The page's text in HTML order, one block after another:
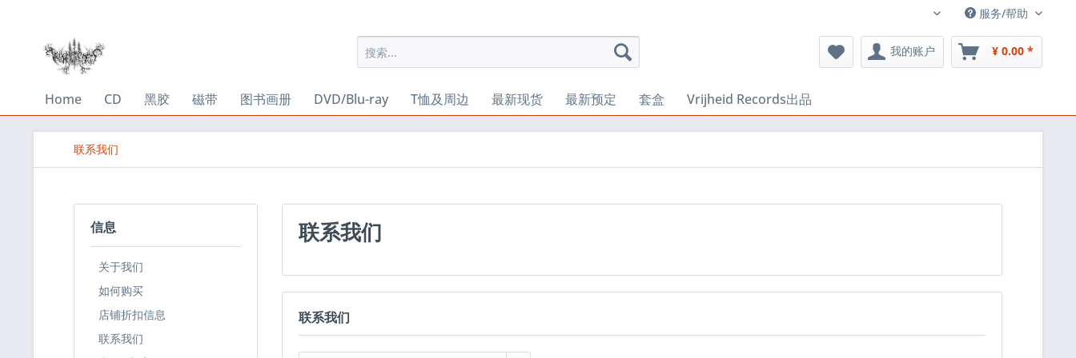
中文 服务/帮助
我的账户 ¥ 0.00 *
Home CD 黑胶 磁带 图书画册 DVD/Blu-ray T恤及周边 最新现货 最新预定 套盒 Vrijheid Records出品
联系我们
信息
关于我们
如何购买
店铺折扣信息
联系我们
联系我们
联系我们